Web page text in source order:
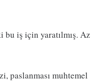
bu iş için yaratılmış. Az
paslanması muhtemel